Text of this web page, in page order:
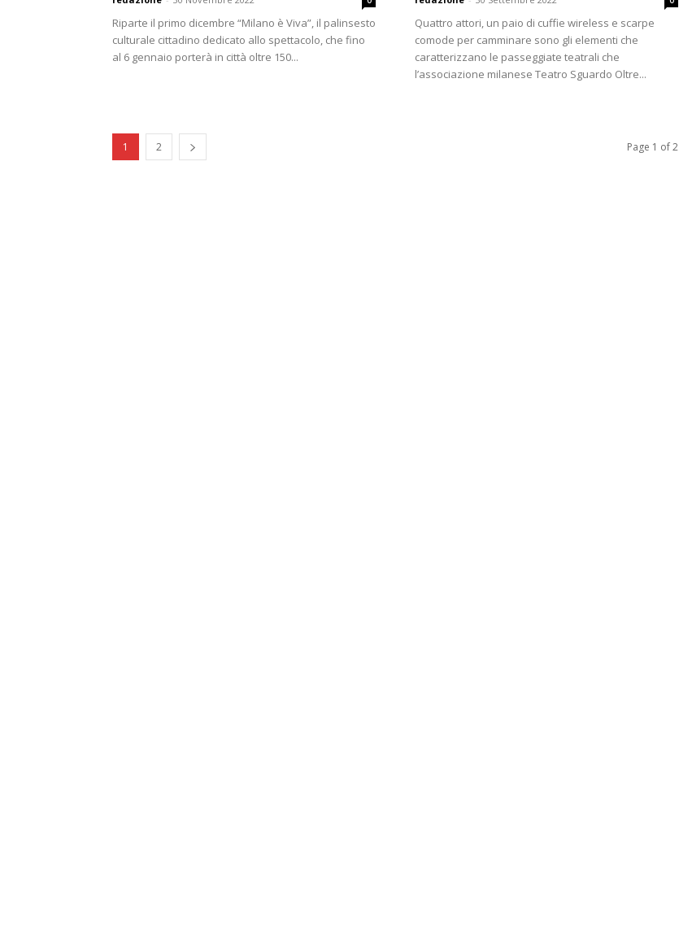
Riparte il primo dicembre “Milano è Viva”, il palinsesto
culturale cittadino dedicato allo spettacolo, che fino
al 6 gennaio porterà in città oltre 150...
Quattro attori, un paio di cuffie wireless e scarpe
comode per camminare sono gli elementi che
caratterizzano le passeggiate teatrali che
l’associazione milanese Teatro Sguardo Oltre...
1 2 Page 1 of 2